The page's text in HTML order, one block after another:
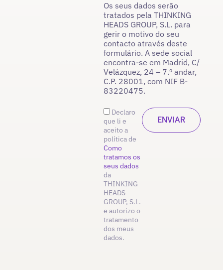
Os seus dados serão
tratados pela THINKING
HEADS GROUP, S.L. para
gerir o motivo do seu
contacto através deste
formulário. A sede social
encontra-se em Madrid, C/
Velázquez, 24 – 7.º andar,
C.P. 28001, com NIF B-
83220475.
Declaro
que li e
aceito a
política de
Como
tratamos os
seus dados
da
THINKING
HEADS
GROUP, S.L.
e autorizo o
tratamento
dos meus
dados.